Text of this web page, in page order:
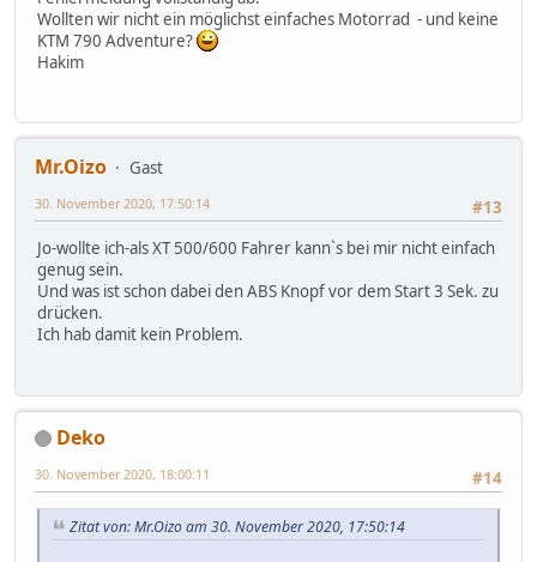
Wollten wir nicht ein möglichst einfaches Motorrad - und keine
KTM 790 Adventure?
Hakim
Mr.Oizo
Gast
#13
30. November 2020, 17:50:14
Jo-wollte ich-als XT 500/600 Fahrer kann`s bei mir nicht einfach
genug sein.
Und was ist schon dabei den ABS Knopf vor dem Start 3 Sek. zu
drücken.
Ich hab damit kein Problem.
Deko
#14
30. November 2020, 18:00:11
Zitat von: Mr.Oizo am 30. November 2020, 17:50:14